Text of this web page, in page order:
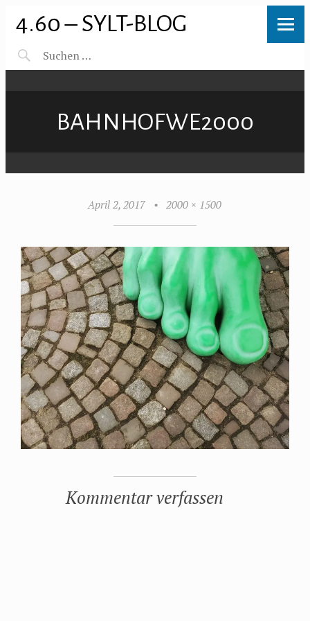
4.60 – SYLT-BLOG
BAHNHOFWE2000
April 2, 2017 • 2000 × 1500
Kommentar verfassen